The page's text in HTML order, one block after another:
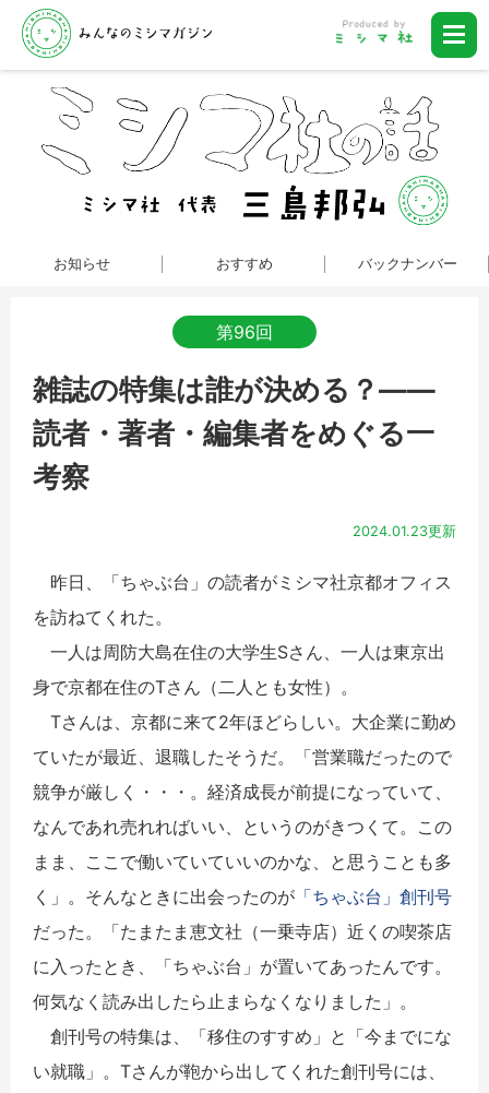
お知らせ おすすめ バックナンバー
第96回
雑誌の特集は誰が決める？――
読者・著者・編集者をめぐる一
考察
2024.01.23更新
昨日、「ちゃぶ台」の読者がミシマ社京都オフィス
を訪ねてくれた。
一人は周防大島在住の大学生Sさん、一人は東京出
身で京都在住のTさん（二人とも女性）。
Tさんは、京都に来て2年ほどらしい。大企業に勤め
ていたが最近、退職したそうだ。「営業職だったので
競争が厳しく・・・。経済成長が前提になっていて、
なんであれ売れればいい、というのがきつくて。この
まま、ここで働いていていいのかな、と思うことも多
く」。そんなときに出会ったのが 「ちゃぶ台」創刊号
だった。「たまたま恵文社（一乗寺店）近くの喫茶店
に入ったとき、「ちゃぶ台」が置いてあったんです。
何気なく読み出したら止まらなくなりました」。
創刊号の特集は、「移住のすすめ」と「今までにな
い就職」。Tさんが鞄から出してくれた創刊号には、